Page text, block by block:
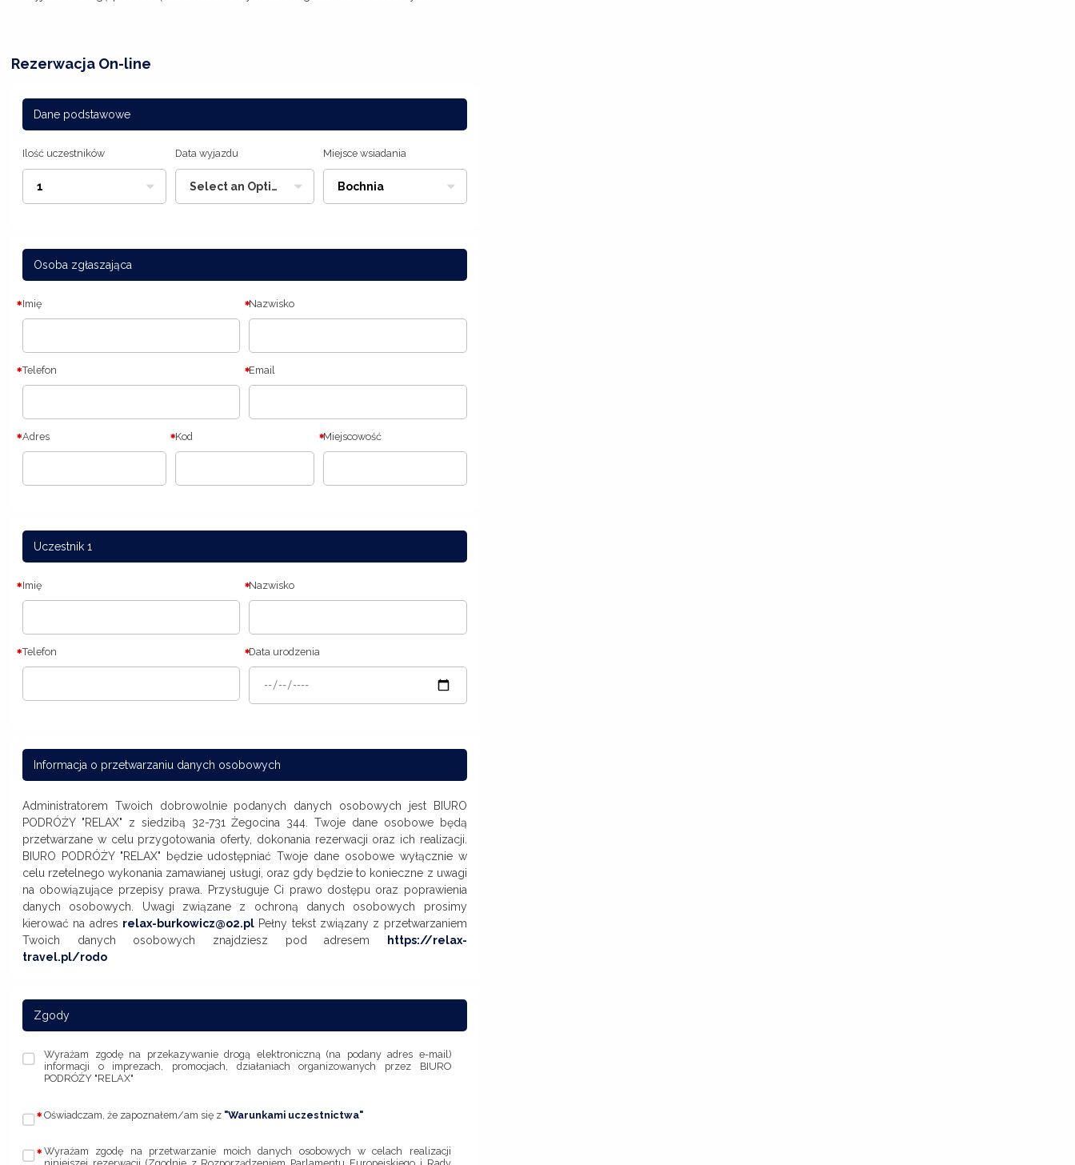
Rezerwacja On-line
Dane podstawowe
Ilość uczestników
1
Data wyjazdu
Select an Option
Miejsce wsiadania
Bochnia
Osoba zgłaszająca
Imię Nazwisko
Telefon Email
Adres Kod Miejscowość
Uczestnik 1
Imię Nazwisko
Telefon Data urodzenia
Informacja o przetwarzaniu danych osobowych
Administratorem Twoich dobrowolnie podanych danych osobowych jest BIURO
PODRÓŻY "RELAX" z siedzibą 32-731 Żegocina 344. Twoje dane osobowe będą
przetwarzane w celu przygotowania oferty, dokonania rezerwacji oraz ich realizacji.
BIURO PODRÓŻY "RELAX" będzie udostępniać Twoje dane osobowe wyłącznie w
celu rzetelnego wykonania zamawianej usługi, oraz gdy będzie to konieczne z uwagi
na obowiązujące przepisy prawa. Przysługuje Ci prawo dostępu oraz poprawienia
danych osobowych. Uwagi związane z ochroną danych osobowych prosimy
kierować na adres relax-burkowicz@o2.pl Pełny tekst związany z przetwarzaniem
Twoich danych osobowych znajdziesz pod adresem
https://relax-
travel.pl/rodo
Zgody
Wyrażam zgodę na przekazywanie drogą elektroniczną (na podany adres e-mail)
informacji o imprezach, promocjach, działaniach organizowanych przez BIURO
PODRÓŻY "RELAX"
Oświadczam, że zapoznałem/am się z "Warunkami uczestnictwa"
Wyrażam zgodę na przetwarzanie moich danych osobowych w celach realizacji